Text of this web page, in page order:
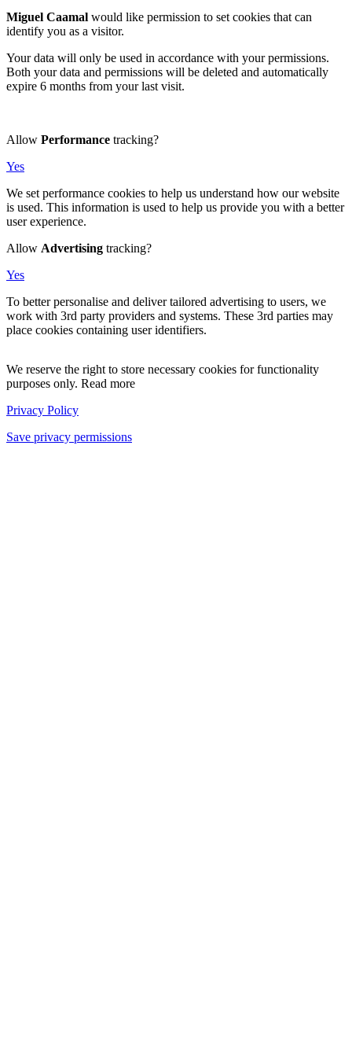
Miguel Caamal would like permission to set cookies that can
identify you as a visitor.
Your data will only be used in accordance with your permissions.
Both your data and permissions will be deleted and automatically
expire 6 months from your last visit.
Allow Performance tracking?
Yes
We set performance cookies to help us understand how our website
is used. This information is used to help us provide you with a better
user experience.
Allow Advertising tracking?
Yes
To better personalise and deliver tailored advertising to users, we
work with 3rd party providers and systems. These 3rd parties may
place cookies containing user identifiers.
We reserve the right to store necessary cookies for functionality
purposes only. Read more
Privacy Policy
Save privacy permissions